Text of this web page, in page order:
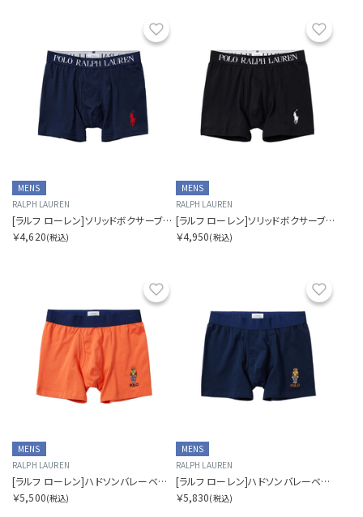
お気に入り
MENS
RALPH LAUREN
[ラルフ ローレン]ソリッドボクサーブリーフ
￥4,620(税込)
MENS
RALPH LAUREN
[ラルフ ローレン]ソリッドボクサーブリーフ
￥4,950(税込)
お気に入り
MENS
RALPH LAUREN
[ラルフ ローレン]ハドソンバレーベアボクサー
￥5,500(税込)
MENS
RALPH LAUREN
[ラルフ ローレン]ハドソンバレーベアボクサー
￥5,830(税込)